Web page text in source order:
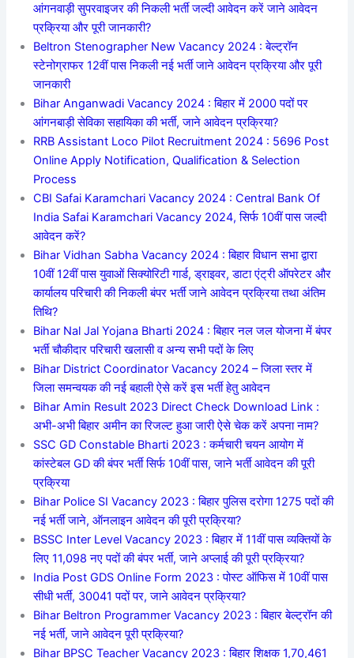
आंगनवाड़ी सुपरवाइजर की निकली भर्ती जल्दी आवेदन करें जाने आवेदन
प्रक्रिया और पूरी जानकारी?
Beltron Stenographer New Vacancy 2024 : बेल्ट्रॉन
स्टेनोग्राफर 12वीं पास निकली नई भर्ती जाने आवेदन प्रक्रिया और पूरी
जानकारी
Bihar Anganwadi Vacancy 2024 : बिहार में 2000 पदों पर
आंगनबाड़ी सेविका सहायिका की भर्ती, जाने आवेदन प्रक्रिया?
RRB Assistant Loco Pilot Recruitment 2024 : 5696 Post
Online Apply Notification, Qualification & Selection
Process
CBI Safai Karamchari Vacancy 2024 : Central Bank Of
India Safai Karamchari Vacancy 2024, सिर्फ 10वीं पास जल्दी
आवेदन करें?
Bihar Vidhan Sabha Vacancy 2024 : बिहार विधान सभा द्वारा
10वीं 12वीं पास युवाओं सिक्योरिटी गार्ड, ड्राइवर, डाटा एंट्री ऑपरेटर और
कार्यालय परिचारी की निकली बंपर भर्ती जाने आवेदन प्रक्रिया तथा अंतिम
तिथि?
Bihar Nal Jal Yojana Bharti 2024 : बिहार नल जल योजना में बंपर
भर्ती चौकीदार परिचारी खलासी व अन्य सभी पदों के लिए
Bihar District Coordinator Vacancy 2024 – जिला स्तर में
जिला समन्वयक की नई बहाली ऐसे करें इस भर्ती हेतु आवेदन
Bihar Amin Result 2023 Direct Check Download Link :
अभी-अभी बिहार अमीन का रिजल्ट हुआ जारी ऐसे चेक करें अपना नाम?
SSC GD Constable Bharti 2023 : कर्मचारी चयन आयोग में
कांस्टेबल GD की बंपर भर्ती सिर्फ 10वीं पास, जाने भर्ती आवेदन की पूरी
प्रक्रिया
Bihar Police SI Vacancy 2023 : बिहार पुलिस दरोगा 1275 पदों की
नई भर्ती जाने, ऑनलाइन आवेदन की पूरी प्रक्रिया?
BSSC Inter Level Vacancy 2023 : बिहार में 11वीं पास व्यक्तियों के
लिए 11,098 नए पदों की बंपर भर्ती, जाने अप्लाई की पूरी प्रक्रिया?
India Post GDS Online Form 2023 : पोस्ट ऑफिस में 10वीं पास
सीधी भर्ती, 30041 पदों पर, जाने आवेदन प्रक्रिया?
Bihar Beltron Programmer Vacancy 2023 : बिहार बेल्ट्रॉन की
नई भर्ती, जाने आवेदन पूरी प्रक्रिया?
Bihar BPSC Teacher Vacancy 2023 : बिहार शिक्षक 1,70,461